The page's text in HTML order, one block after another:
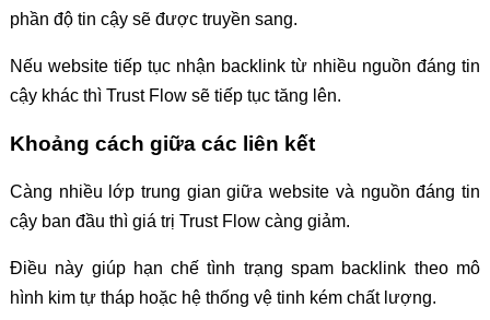
phần độ tin cậy sẽ được truyền sang.
Nếu website tiếp tục nhận backlink từ nhiều nguồn đáng tin
cậy khác thì Trust Flow sẽ tiếp tục tăng lên.
Khoảng cách giữa các liên kết
Càng nhiều lớp trung gian giữa website và nguồn đáng tin
cậy ban đầu thì giá trị Trust Flow càng giảm.
Điều này giúp hạn chế tình trạng spam backlink theo mô
hình kim tự tháp hoặc hệ thống vệ tinh kém chất lượng.